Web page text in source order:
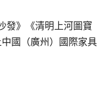
發》《清明上河圖寶
國（廣州）國際家具